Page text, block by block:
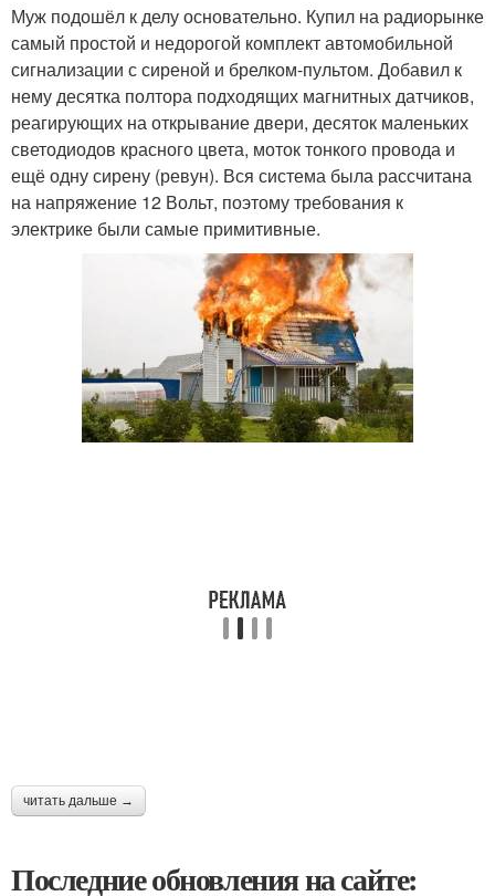
Муж подошёл к делу основательно. Купил на радиорынке
самый простой и недорогой комплект автомобильной
сигнализации с сиреной и брелком-пультом. Добавил к
нему десятка полтора подходящих магнитных датчиков,
реагирующих на открывание двери, десяток маленьких
светодиодов красного цвета, моток тонкого провода и
ещё одну сирену (ревун). Вся система была рассчитана
на напряжение 12 Вольт, поэтому требования к
электрике были самые примитивные.
читать дальше →
Последние обновления на сайте: